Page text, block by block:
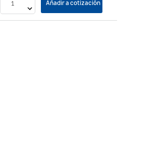
Añadir a cotización